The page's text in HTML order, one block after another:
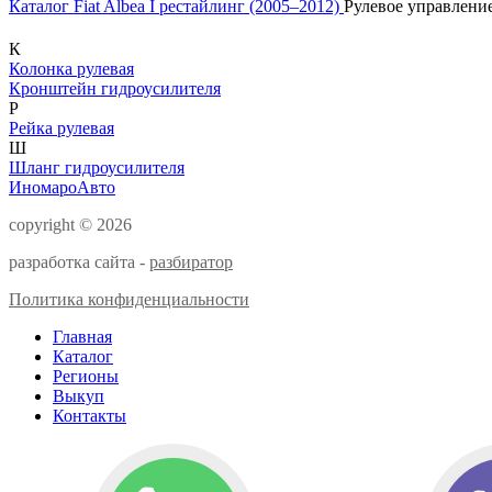
Каталог Fiat Albea I рестайлинг (2005–2012) Рулевое
К
Колонка рулевая
Кронштейн гидроусилителя
Р
Рейка рулевая
Ш
Шланг гидроусилителя
ИномароАвто
copyright © 2026
разработка сайта - разбиратор
Политика конфиденциальности
Главная
Каталог
Регионы
Выкуп
Контакты